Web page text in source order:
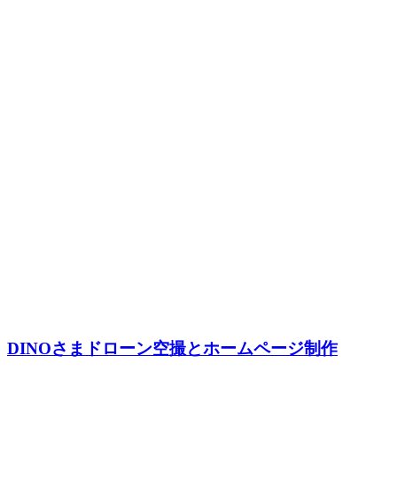
DINOさまドローン空撮とホームページ制作